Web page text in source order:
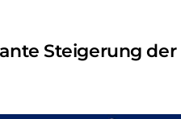
Steigerung